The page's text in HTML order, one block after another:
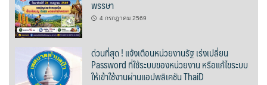
นาเหล่า เก๊าสลี โฮมสเตย์
นาไผ่ปัววิว
บวกบัววิวรีสอร์ท
พรรษา
4 กรกฎาคม 2569
ด่วนที่สุด ! แจ้งเตือนหน่วยงานรัฐ เร่งเปลี่ยน
Password ที่ใช้ระบบของหน่วยงาน หรือแก้ไขระบบ
ให้เข้าใช้งานผ่านแอปพลิเคชัน ThaiD